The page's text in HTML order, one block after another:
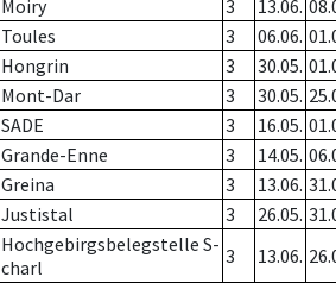
Moiry 3 13.06.
Toules 3 06.06.
Hongrin 3 30.05.
Mont-Dar 3 30.05.
SADE 3 16.05.
Grande-Enne 3 14.05.
Greina 3 13.06.
Justistal 3 26.05.
Hochgebirgsbelegstelle S-
charl
3 13.06.